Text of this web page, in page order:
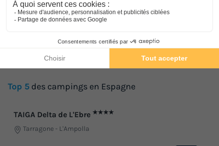
Alpes-de-Haute-Provence-Meolans Revel
dès 309 €
Top 5 des campings en Espagne
TAIGA Delta de L'Ebre ★★★★
Tarragone - L'Ampolla